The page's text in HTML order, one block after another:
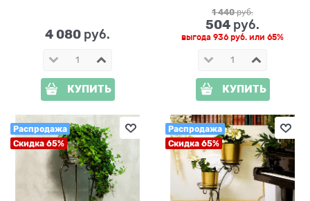
4 080 руб.
КУПИТЬ
1 440 руб.
504 руб.
выгода 936 руб. или 65%
КУПИТЬ
Распродажа
Скидка 65%
Распродажа
Скидка 65%